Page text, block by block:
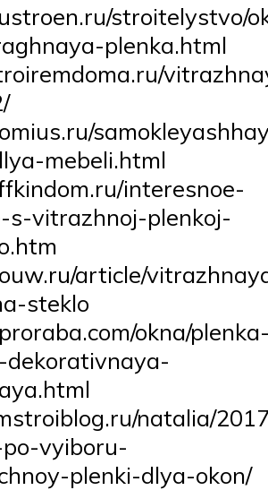
stroitelystvo/
plenka.html
mebeli.html
interesnoe-
s-vitrazhnoj-plenkoj-
article/
steklo
okna/
dekorativnaya-
natalia/
vyiboru-
plenki-dlya-okon/